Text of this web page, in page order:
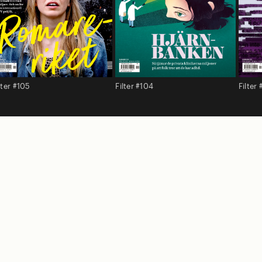
#105 Filter #104 Filter